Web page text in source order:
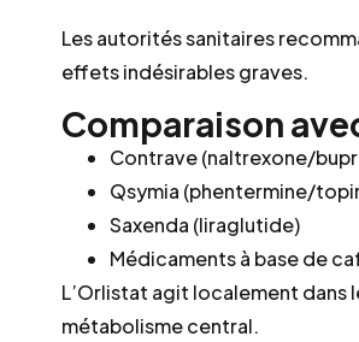
Les autorités sanitaires
effets indésirables graves.
Comparaison
Contrave (naltrexone/
Qsymia (phentermine/
Saxenda (liraglutide)
Médicaments à base de
L’Orlistat agit localement dans
métabolisme central.